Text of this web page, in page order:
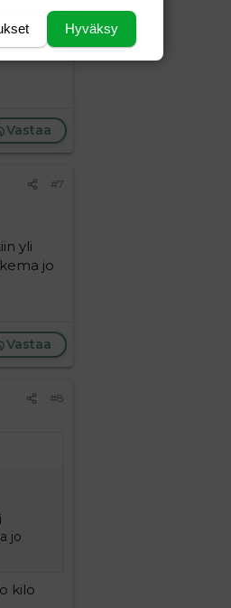
Vastaa
#7
yli
jo
Vastaa
#8
jo
kilo
Hyväksy